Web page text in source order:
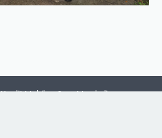
Kredit Mobil
Cara Membeli